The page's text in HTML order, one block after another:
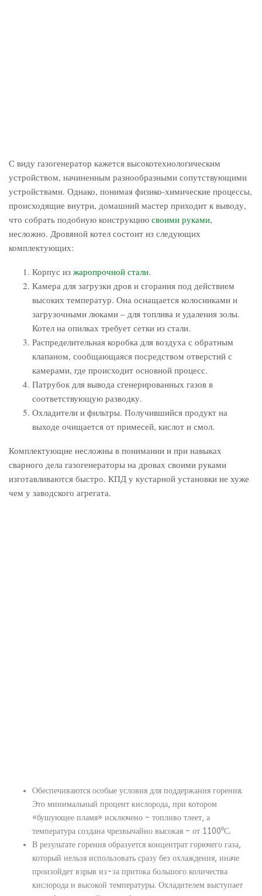
С виду газогенератор кажется высокотехнологическим
устройством, начиненным разнообразными сопутствующими
устройствами. Однако, понимая физико-химические процессы,
происходящие внутри, домашний мастер приходит к выводу,
что собрать подобную конструкцию своими руками,
несложно. Дровяной котел состоит из следующих
комплектующих:
Корпус из жаропрочной стали.
Камера для загрузки дров и сгорания под действием
высоких температур. Она оснащается колосниками и
загрузочными люками – для топлива и удаления золы.
Котел на опилках требует сетки из стали.
Распределительная коробка для воздуха с обратным
клапаном, сообщающаяся посредством отверстий с
камерами, где происходит основной процесс.
Патрубок для вывода сгенерированных газов в
соответствующую разводку.
Охладители и фильтры. Получившийся продукт на
выходе очищается от примесей, кислот и смол.
Комплектующие несложны в понимании и при навыках
сварного дела газогенераторы на дровах своими руками
изготавливаются быстро. КПД у кустарной установки не хуже
чем у заводского агрегата.
Обеспечиваются особые условия для поддержания горения.
Это минимальный процент кислорода, при котором
«бушующее пламя» исключено – топливо тлеет, а
температура создана чрезвычайно высокая – от 1100⁰С.
В результате горения образуется концентрат горючего газа,
который нельзя использовать сразу без охлаждения, иначе
произойдет взрыв из-за притока большого количества
кислорода и высокой температуры. Охладителем выступает